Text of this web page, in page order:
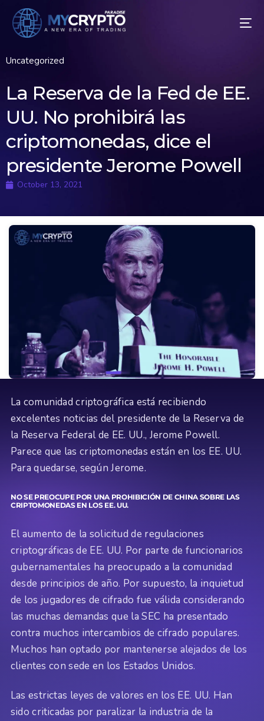
Uncategorized
La Reserva de la Fed de EE.
UU. No prohibirá las
criptomonedas, dice el
presidente Jerome Powell
October 13, 2021
La comunidad criptográfica está recibiendo
excelentes noticias del presidente de la Reserva de
la Reserva Federal de EE. UU., Jerome Powell.
Parece que las criptomonedas están en los EE. UU.
Para quedarse, según Jerome.
NO SE PREOCUPE POR UNA PROHIBICIÓN DE CHINA SOBRE LAS
CRIPTOMONEDAS EN LOS EE. UU.
El aumento de la solicitud de regulaciones
criptográficas de EE. UU. Por parte de funcionarios
gubernamentales ha preocupado a la comunidad
desde principios de año. Por supuesto, la inquietud
de los jugadores de cifrado fue válida considerando
las muchas demandas que la SEC ha presentado
contra muchos intercambios de cifrado populares.
Muchos han optado por mantenerse alejados de los
clientes con sede en los Estados Unidos.
Las estrictas leyes de valores en los EE. UU. Han
sido criticadas por paralizar la industria de la